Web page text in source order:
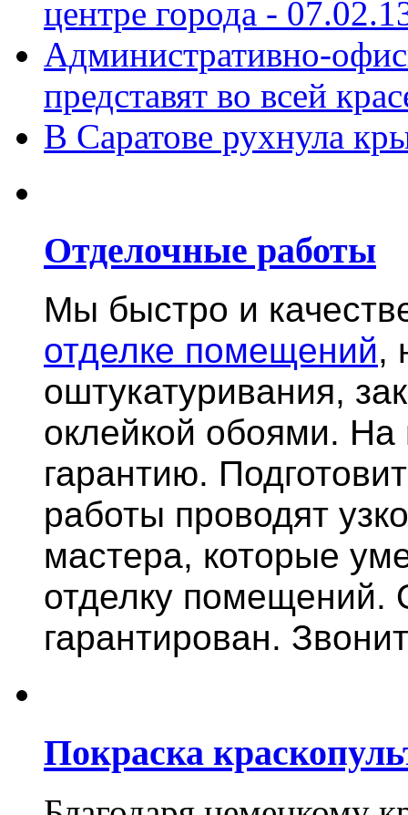
центре города -
Административно-
представят во всей
В Саратове рухнула
Отделочные работы
Мы быстро и
отделке помещений,
оштукатуривания,
оклейкой обоями.
гарантию.
работы проводят
мастера, которые
отделку помещений.
гарантирован.
Покраска